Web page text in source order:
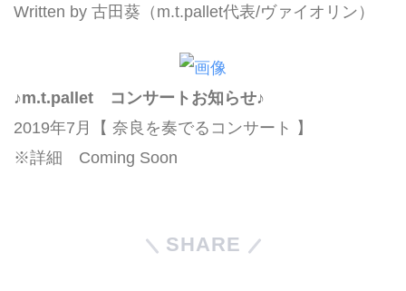
Written by 古田葵（m.t.pallet代表/ヴァイオリン）
♪m.t.pallet コンサートお知らせ♪
2019年7月【 奈良を奏でるコンサート 】
※詳細 Coming Soon
SHARE